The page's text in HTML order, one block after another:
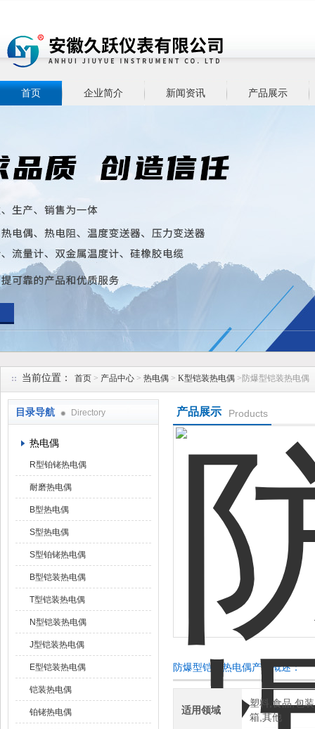
安徽久跃仪表有限公司
首页 企业简介 新闻资讯 产品展示
当前位置： 首页 > 产品中心 > 热电偶 > K型铠装热电偶 >防爆型铠装热电偶
目录导航 Directory
热电偶
R型铂铑热电偶
耐磨热电偶
B型热电偶
S型热电偶
S型铂铑热电偶
B型铠装热电偶
T型铠装热电偶
N型铠装热电偶
J型铠装热电偶
E型铠装热电偶
铠装热电偶
铂铑热电偶
产品展示 Products
防爆型铠装热电偶产品概述：
适用领域
塑料,食品,包
箱,其他